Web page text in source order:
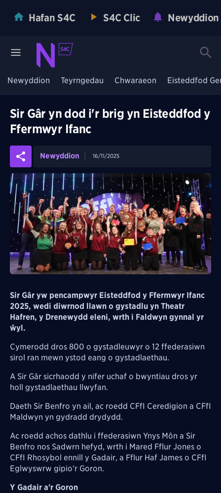
Hafan S4C S4C Clic Newyddion
Newyddion Teyrngedau Chwaraeon Eisteddfod
Sir Gâr yn dod i'r brig yn Eisteddfod y
Ffermwyr Ifanc
Newyddion 16/11/2025
Sir Gâr yw pencampwyr Eisteddfod y Ffermwyr Ifanc
2025, wedi diwrnod llawn o gystadlu yn Theatr
Hafren, y Drenewydd eleni, wrth i Faldwyn gynnal yr
ŵyl.
Cymerodd dros 800 o gystadleuwyr o 12 ffederasiwn
sirol ran mewn ystod eang o gystadlaethau.
A Sir Gâr sicrhaodd y nifer uchaf o bwyntiau dros yr
holl gystadlaethau llwyfan.
Daeth Sir Benfro yn ail, ac roedd CFfI Ceredigion a CFfI
Maldwyn yn gydradd drydydd.
Ac roedd achos dathlu i ffederasiwn Ynys Môn a Sir
Benfro nos Sadwrn hefyd, wrth i Mared Fflur Jones o
CFfI Rhosybol ennill y Gadair, a Fflur Haf James o CFfI
Eglwyswrw gipio’r Goron.
Y Gadair a'r Goron